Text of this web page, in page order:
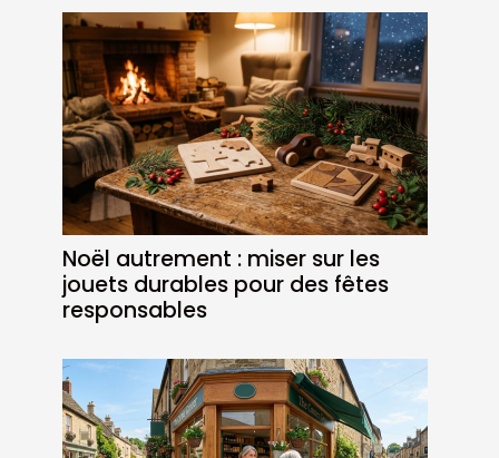
Noël autrement : miser sur les
jouets durables pour des fêtes
responsables